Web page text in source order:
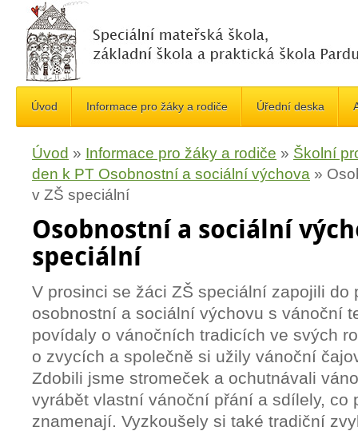
Úvod Informace pro žáky a rodiče Úřední deska
Úvod » Informace pro žáky a rodiče » Školní
den k PT Osobnostní a sociální výchova »
v ZŠ speciální
Osobnostní a sociální
speciální
V prosinci se žáci ZŠ speciální zapojili do
osobnostní a sociální výchovu s vánoční
povídaly o vánočních tradicích ve svých
o zvycích a společně si užily vánoční
Zdobili jsme stromeček a ochutnávali
vyrábět vlastní vánoční přání a sdílely, co
znamenají. Vyzkoušely si také tradiční